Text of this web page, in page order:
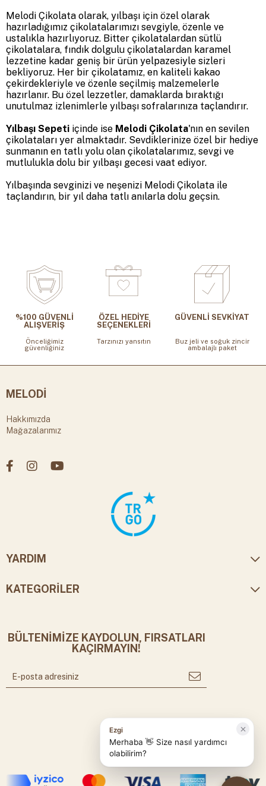
Melodi Çikolata olarak, yılbaşı için özel olarak
hazırladığımız çikolatalarımızı sevgiyle, özenle ve
ustalıkla hazırlıyoruz. Bitter çikolatalardan sütlü
çikolatalara, fındık dolgulu çikolatalardan karamel
lezzetine kadar geniş bir ürün yelpazesiyle sizleri
bekliyoruz. Her bir çikolatamız, en kaliteli kakao
çekirdekleriyle ve özenle seçilmiş malzemelerle
hazırlanır. Bu özel lezzetler, damaklarda bıraktığı
unutulmaz izlenimlerle yılbaşı sofralarınıza taçlandırır.
Yılbaşı Sepeti içinde ise Melodi Çikolata'nın en sevilen
çikolataları yer almaktadır. Sevdiklerinize özel bir hediye
sunmanın en tatlı yolu olan çikolatalarımız, sevgi ve
mutlulukla dolu bir yılbaşı gecesi vaat ediyor.
Yılbaşında sevginizi ve neşenizi Melodi Çikolata ile
taçlandırın, bir yıl daha tatlı anılarla dolu geçsin.
%100 GÜVENLİ
ALIŞVERİŞ
Önceliğimiz
güvenliğiniz
ÖZEL HEDİYE
SEÇENEKLERİ
Tarzınızı yansıtın
GÜVENLİ SEVKİYAT
Buz jeli ve soğuk zincir
ambalajlı paket
MELODİ
Hakkımızda
Mağazalarımız
YARDIM
KATEGORİLER
BÜLTENİMİZE KAYDOLUN, FIRSATLARI
KAÇIRMAYIN!